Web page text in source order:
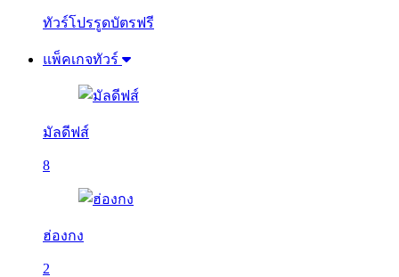
ทัวร์โปรรูดบัตรฟรี
แพ็คเกจทัวร์
มัลดีฟส์
8
ฮ่องกง
2